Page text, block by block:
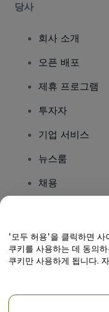
당사
회사 소개
오픈 배포
제휴 프로그램
투자자
기업 서비스
뉴스룸
채용
도움말 센터 /
'모두 허용'을 클릭하면 사
쿠키를 사용하는 데 동의
쿠키만 사용하게 됩니다.